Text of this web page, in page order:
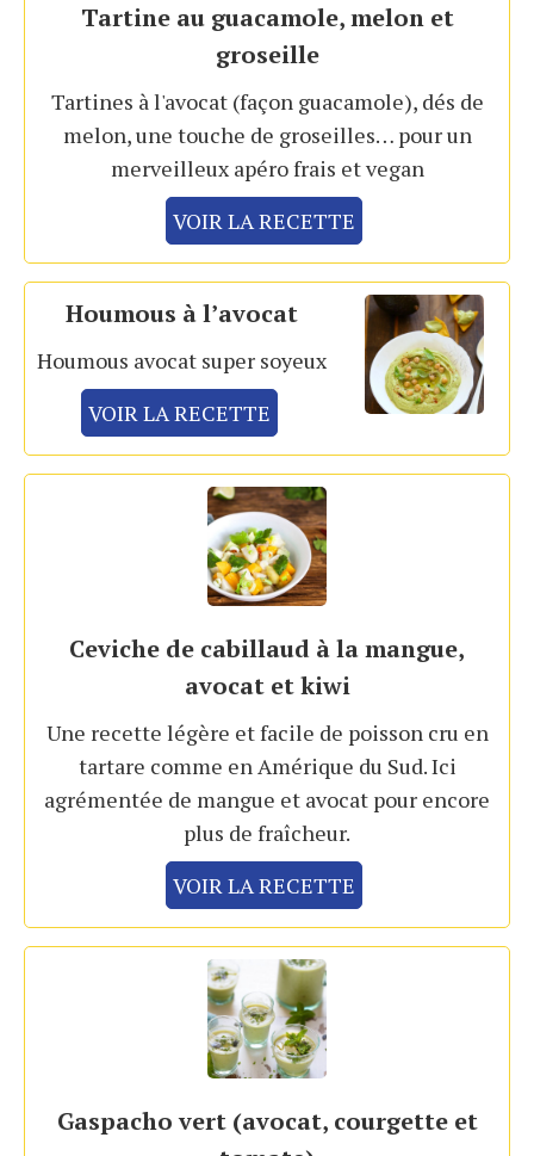
Tartine au guacamole, melon et
groseille
Tartines à l'avocat (façon guacamole), dés de
melon, une touche de groseilles… pour un
merveilleux apéro frais et vegan
VOIR LA RECETTE
Houmous à l’avocat
Houmous avocat super soyeux
VOIR LA RECETTE
Ceviche de cabillaud à la mangue,
avocat et kiwi
Une recette légère et facile de poisson cru en
tartare comme en Amérique du Sud. Ici
agrémentée de mangue et avocat pour encore
plus de fraîcheur.
VOIR LA RECETTE
Gaspacho vert (avocat, courgette et